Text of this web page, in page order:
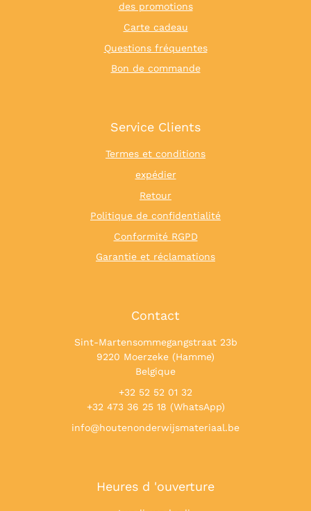
des promotions
Carte cadeau
Questions fréquentes
Bon de commande
Service Clients
Termes et conditions
expédier
Retour
Politique de confidentialité
Conformité RGPD
Garantie et réclamations
Contact
Sint-Martensommegangstraat 23b
9220 Moerzeke (Hamme)
Belgique
+32 52 52 01 32
+32 473 36 25 18 (WhatsApp)
info@houtenonderwijsmateriaal.be
Heures d 'ouverture